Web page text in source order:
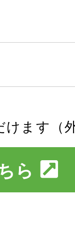
ます（
ら